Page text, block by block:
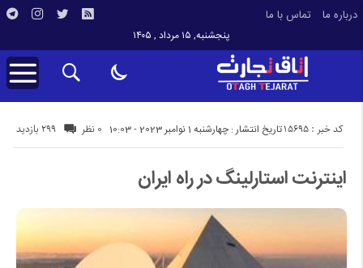
درباره ما تماس با ما
پنجشنبه, ۱۵ مرداد , ۱۴۰۵
تاریخ انتشار : چهارشنبه 1 نوامبر 2023 - 10:03 299 بازدید کد خبر : 15695 0 نظر
اینترنت استارلینگ در راه ایران